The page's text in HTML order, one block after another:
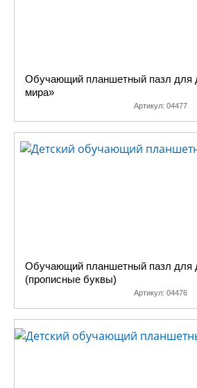
Обучающий планшетный пазл для
мира»
Артикул: 04477
Обучающий планшетный пазл для
(прописные буквы)
Артикул: 04476